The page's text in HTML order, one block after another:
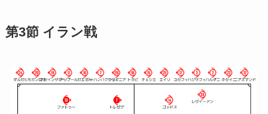
第3節 イラン戦